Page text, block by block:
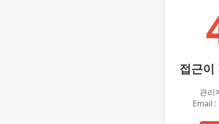
접근이
관리
Email